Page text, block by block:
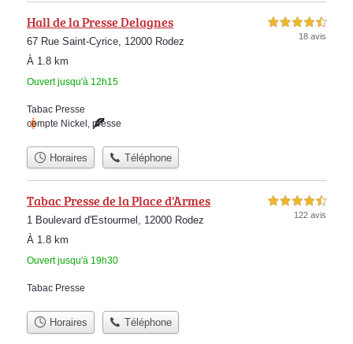
Hall de la Presse Delagnes
67 Rue Saint-Cyrice, 12000 Rodez
À 1.8 km
Ouvert jusqu'à 12h15
4,5 étoiles sur 5
18 avis
Tabac Presse
compte Nickel, presse
Horaires Téléphone
Tabac Presse de la Place d'Armes
1 Boulevard d'Estourmel, 12000 Rodez
À 1.8 km
Ouvert jusqu'à 19h30
4,5 étoiles sur 5
122 avis
Tabac Presse
Horaires Téléphone